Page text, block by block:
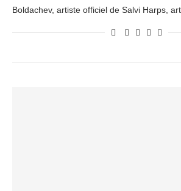
Boldachev, artiste officiel de Salvi Harps,